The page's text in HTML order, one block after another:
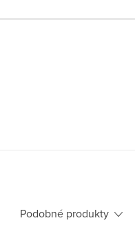
Podobné produkty